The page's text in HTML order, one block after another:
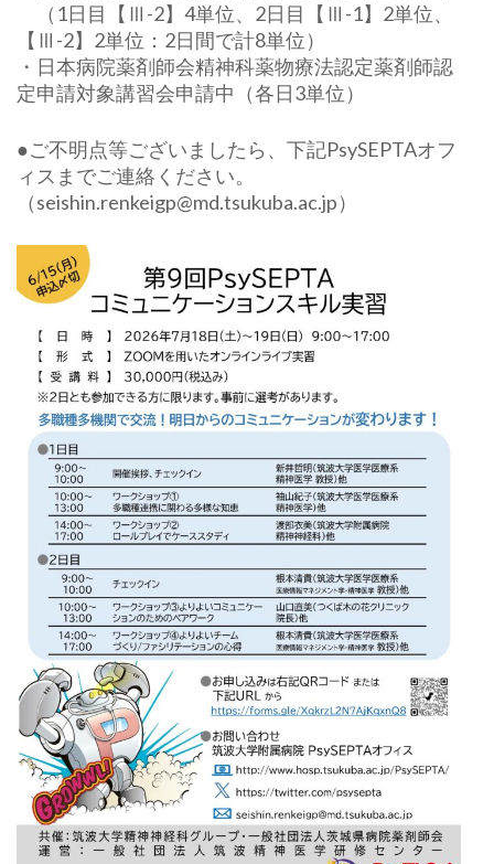
（1日目【Ⅲ-2】4単位、2日目【Ⅲ-1】2単位、
【Ⅲ-2】2単位：2日間で計8単位）
・日本病院薬剤師会精神科薬物療法認定薬剤師認
定申請対象講習会申請中（各日3単位）
●ご不明点等ございましたら、下記PsySEPTAオフ
ィスまでご連絡ください。
（seishin.renkeigp@md.tsukuba.ac.jp）